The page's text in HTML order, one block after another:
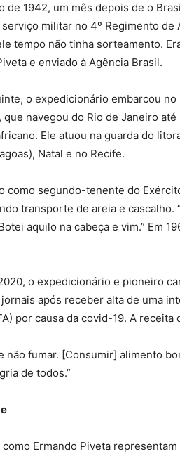
de 1942, um mês depois de o
militar no 4º Regimento
tempo não tinha sorteamento.
e enviado à Agência Brasil.
o expedicionário embarcou
navegou do Rio de Janeiro
Ele atuou na guarda do
Natal e no Recife.
como segundo-tenente do
transporte de areia e cascalho.
aquilo na cabeça e vim.” Em
o expedicionário e pioneiro
após receber alta de uma
por causa da covid-19. A
não fumar. [Consumir] alimento
de todos.”
Ermando Piveta